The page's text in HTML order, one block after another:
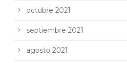
octubre 2021
septiembre 2021
agosto 2021